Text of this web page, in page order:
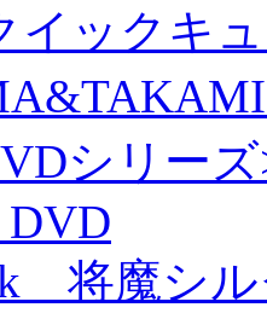
イックキ
シリ
将魔シ